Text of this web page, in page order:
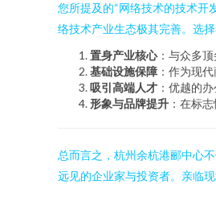
您所提及的“网络技术的技术开
络技术产业生态极其完善。选
置身产业核心：与众多
基础设施保障 ：作为现
吸引高端人才 ：优越的
形象与品牌提升 ：在标
总而言之，杭州余杭港郦中心
远见的企业家与投资者。亲临